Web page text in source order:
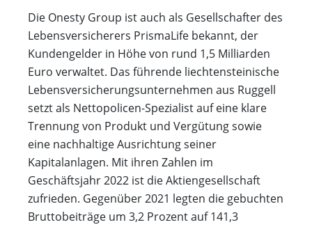
Die Onesty Group ist auch als Gesellschafter des
Lebensversicherers PrismaLife bekannt, der
Kundengelder in Höhe von rund 1,5 Milliarden
Euro verwaltet. Das führende liechtensteinische
Lebensversicherungsunternehmen aus Ruggell
setzt als Nettopolicen-Spezialist auf eine klare
Trennung von Produkt und Vergütung sowie
eine nachhaltige Ausrichtung seiner
Kapitalanlagen. Mit ihren Zahlen im
Geschäftsjahr 2022 ist die Aktiengesellschaft
zufrieden. Gegenüber 2021 legten die gebuchten
Bruttobeiträge um 3,2 Prozent auf 141,3